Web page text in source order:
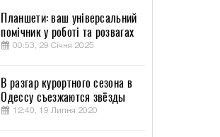
Планшети: ваш універсальний
помічник у роботі та розвагах
00:53, 29 Січня 2025
В разгар курортного сезона в
Одессу съезжаются звёзды
12:40, 19 Липня 2020